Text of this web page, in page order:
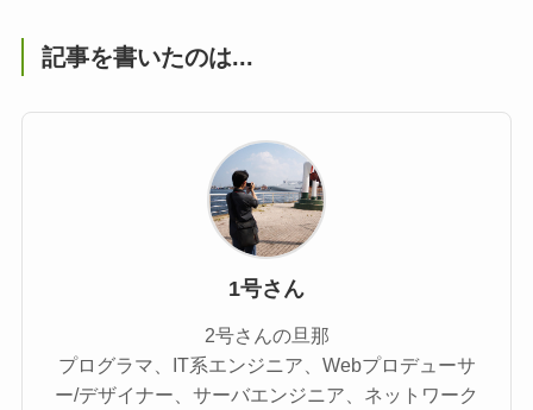
記事を書いたのは...
1号さん
2号さんの旦那
プログラマ、IT系エンジニア、Webプロデューサ
ー/デザイナー、サーバエンジニア、ネットワーク